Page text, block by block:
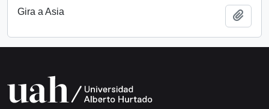
Gira a Asia